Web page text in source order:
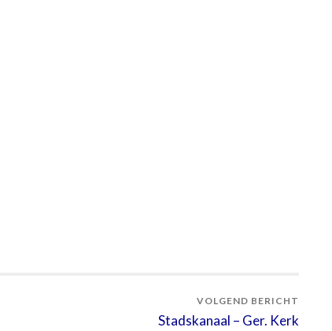
VOLGEND BERICHT
Stadskanaal – Ger. Kerk